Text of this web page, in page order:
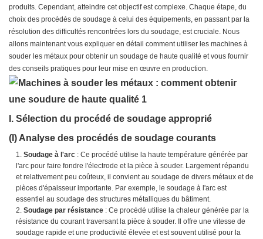
produits. Cependant, atteindre cet objectif est complexe. Chaque étape, du
choix des procédés de soudage à celui des équipements, en passant par la
résolution des difficultés rencontrées lors du soudage, est cruciale. Nous
allons maintenant vous expliquer en détail comment utiliser les machines à
souder les métaux pour obtenir un soudage de haute qualité et vous fournir
des conseils pratiques pour leur mise en œuvre en production.
I. Sélection du procédé de soudage approprié
(I) Analyse des procédés de soudage courants
Soudage à l'arc : Ce procédé utilise la haute température générée par
l'arc pour faire fondre l'électrode et la pièce à souder. Largement répandu
et relativement peu coûteux, il convient au soudage de divers métaux et de
pièces d'épaisseur importante. Par exemple, le soudage à l'arc est
essentiel au soudage des structures métalliques du bâtiment.
Soudage par résistance : Ce procédé utilise la chaleur générée par la
résistance du courant traversant la pièce à souder. Il offre une vitesse de
soudage rapide et une productivité élevée et est souvent utilisé pour la